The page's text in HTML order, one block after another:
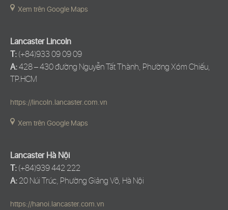
Xem trên Google Maps
Lancaster Lincoln
T:(+84)933 09 09 09
A:428 – 430 đường Nguyễn Tất Thành, Phường Xóm Chiếu,
TP.HCM
https://lincoln.lancaster.com.vn
Xem trên Google Maps
Lancaster Hà Nội
T:(+84)939 442 222
A:20 Núi Trúc, Phường Giảng Võ, Hà Nội
https://hanoi.lancaster.com.vn